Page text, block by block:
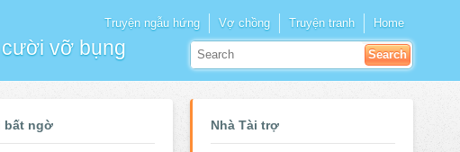
vỡ bụng
Truyện ngẫu hứng Vợ chồng Truyện tranh Home
bất ngờ Nhà Tài trợ